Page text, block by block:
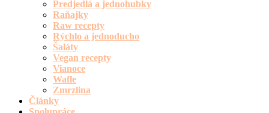
Predjedlá a jednohubky
Raňajky
Raw recepty
Rýchlo a jednoducho
Šaláty
Vegan recepty
Vianoce
Wafle
Zmrzlina
Články